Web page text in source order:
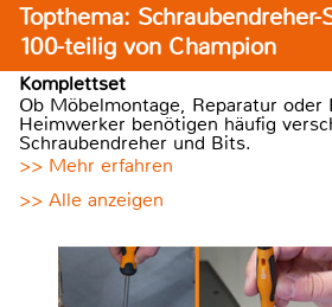
Topthema: Schraubendreher-
100-teilig von Champion
Komplettset
Ob Möbelmontage, Reparatur oder
Heimwerker benötigen häufig
Schraubendreher und Bits.
>> Mehr erfahren
>> Alle anzeigen